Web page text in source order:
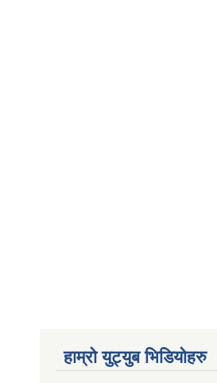
हाम्रो युट्युब भिडियोहरु